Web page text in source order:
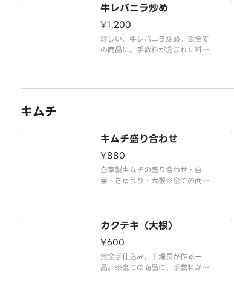
牛レバニラ炒め
¥1,200
珍しい、牛レバニラ炒め。※全て
の商品に、手数料が含まれた料金
キムチ
キムチ盛り合わせ
¥880
自家製キムチの盛り合わせ・白
菜・きゅうり・大根※全ての商品
カクテキ（大根）
¥600
完全手仕込み。工場長が作る一
品。※全ての商品に、手数料が含